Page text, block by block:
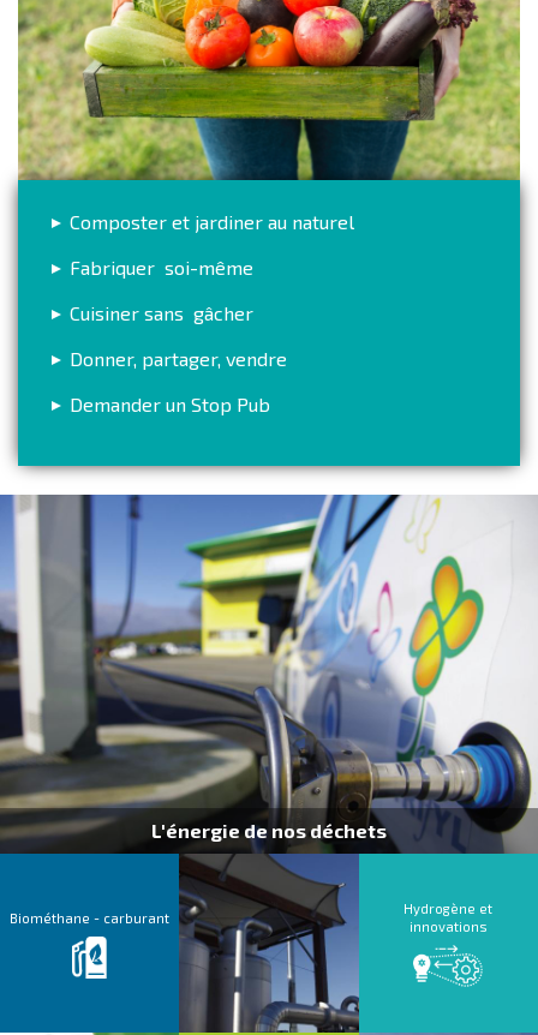
Composter et jardiner au naturel
Fabriquer soi-même
Cuisiner sans gâcher
Donner, partager, vendre
Demander un Stop Pub
L'énergie de nos déchets
Biométhane - carburant
Hydrogène et
innovations